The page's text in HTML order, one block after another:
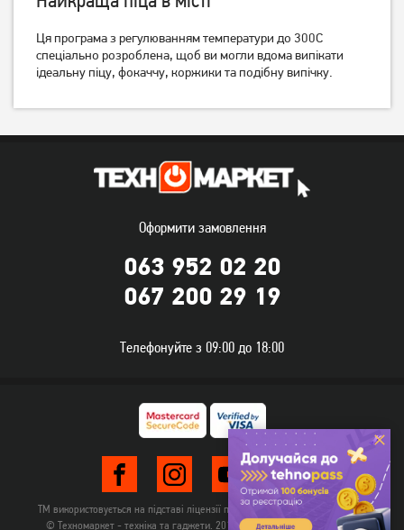
Плита комбінована Ardesto
Газова плита Hansa
11 549 грн
Плита комбінована Hansa
Плита комбінована Castle
CPG-60X
12 569грн
Ця програма з регулюванням температури до 300C
спеціально розроблена, щоб ви могли вдома випікати
ідеальну піцу, фокаччу, коржики та подібну випічку.
Оформити замовлення
063 952 02 20
067 200 29 19
Телефонуйте з 09:00 до 18:00
ТМ використовується на підставі ліцензії правовласника TehnomarketLTD
© Техномаркет - техніка та гаджети. 2012-2026. Всі права захищені.